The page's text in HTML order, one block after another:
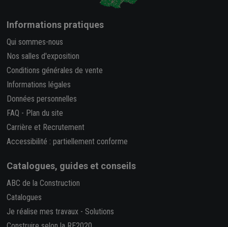
Informations pratiques
Qui sommes-nous
Nos salles d'exposition
Conditions générales de vente
Informations légales
Données personnelles
FAQ - Plan du site
Carrière et Recrutement
Accessibilité : partiellement conforme
Catalogues, guides et conseils
ABC de la Construction
Catalogues
Je réalise mes travaux - Solutions